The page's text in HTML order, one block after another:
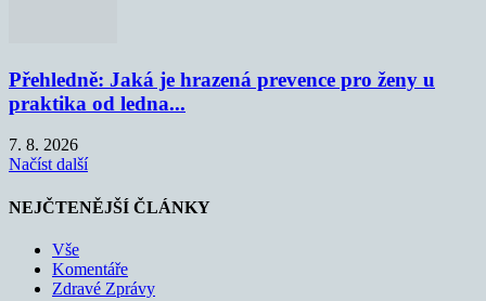
Přehledně: Jaká je hrazená prevence pro ženy u
praktika od ledna...
7. 8. 2026
Načíst další
NEJČTENĚJŠÍ ČLÁNKY
Vše
Komentáře
Zdravé Zprávy